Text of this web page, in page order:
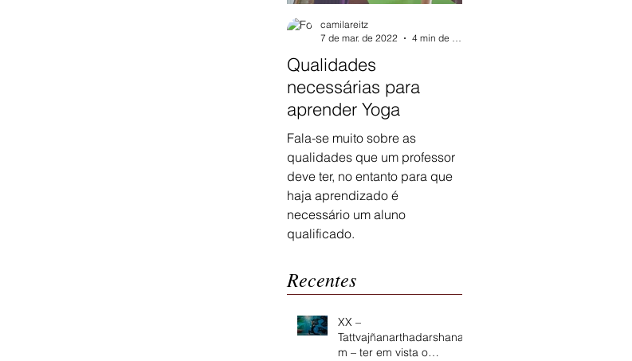
Qualidades
necessárias para
aprender Yoga
Fala-se muito sobre as
qualidades que um professor
deve ter, no entanto para que
haja aprendizado é
necessário um aluno
qualificado.
camilareitz
7 de mar. de 2022
4 min de leitura
Recentes
XX –
Tattvajñanarthadarshana
m – ter em vista o